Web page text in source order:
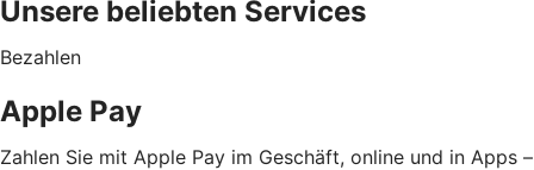
Unsere beliebten Services
Bezahlen
Apple Pay
Zahlen Sie mit Apple Pay im Geschäft, online und in Apps –